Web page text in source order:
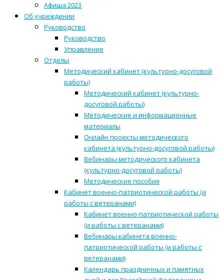
Афиша 2023
Об учреждении
Руководство
Руководство
Управление
Отделы
Методический кабинет (культурно-досуговой
работы)
Методический кабинет (культурно-
досуговой работы)
Методические и информационные
материалы
Онлайн проекты методического
кабинета (культурно-досуговой работы)
Вебинары методического кабинета
(культурно-досуговой работы)
Методические пособия
Кабинет военно-патриотической работы (и
работы с ветеранами)
Кабинет военно-патриотической работы
(и работы с ветеранами)
Вебинары кабинета военно-
патриотической работы (и работы с
ветеранами)
Календарь праздничных и памятных